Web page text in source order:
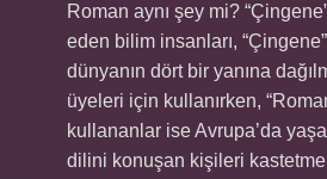
Roman aynı şey mi?
eden bilim insanları,
dünyanın dört bir yanına
üyeleri için kullanırken,
kullananlar ise Avrupa’da
dilini konuşan kişileri